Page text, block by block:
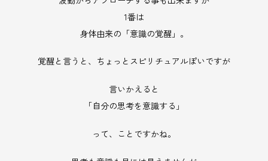
1番は
身体由来の「意識の覚醒」。
覚醒と言うと、ちょっとスピリチュアルぽいですが
言いかえると
「自分の思考を意識する」
って、ことですかね。